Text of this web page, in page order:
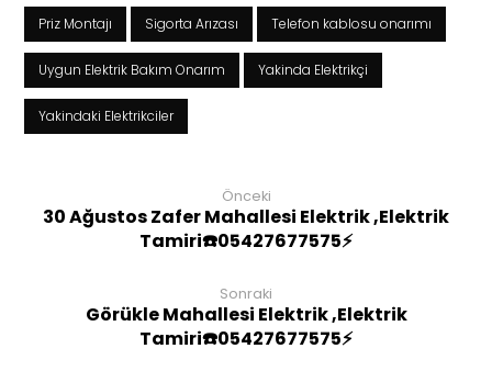
Priz Montajı Sigorta Arızası Telefon kablosu onarımı
Uygun Elektrik Bakım Onarım Yakinda Elektrikçi
Yakindaki Elektrikciler
Önceki
30 Ağustos Zafer Mahallesi Elektrik ,Elektrik
Tamiri☎️05427677575⚡
Sonraki
Görükle Mahallesi Elektrik ,Elektrik
Tamiri☎️05427677575⚡